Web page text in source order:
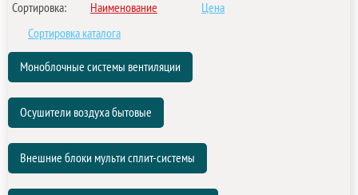
Сортировка: Наименование
Цена
Сортировка каталога
Моноблочные системы вентиляции
Осушители воздуха бытовые
Внешние блоки мульти сплит-системы